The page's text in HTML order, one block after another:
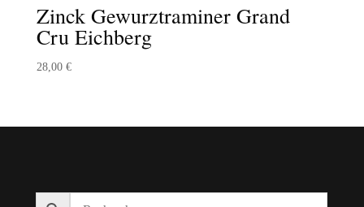
Zinck Gewurztraminer Grand
Cru Eichberg
28,00 €